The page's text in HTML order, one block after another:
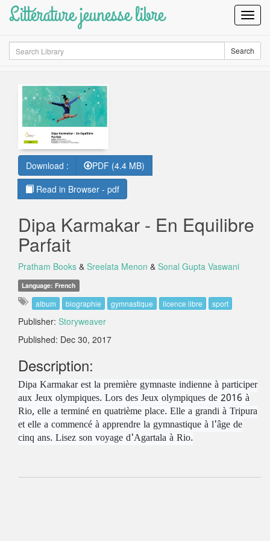
Littérature jeunesse libre
Search Search
Download :
PDF (4.4 MB)
Read in Browser - pdf
Dipa Karmakar - En Equilibre
Parfait
Pratham Books & Sreelata Menon & Sonal Gupta Vaswani
Language: French
album biographie gymnastique licence libre sport
Publisher: Storyweaver
Published: Dec 30, 2017
Description:
Dipa Karmakar est la première gymnaste indienne à participer
aux Jeux olympiques. Lors des Jeux olympiques de 2016 à
Rio, elle a terminé en quatrième place. Elle a grandi à Tripura
et elle a commencé à apprendre la gymnastique à l'âge de
cinq ans. Lisez son voyage d'Agartala à Rio.